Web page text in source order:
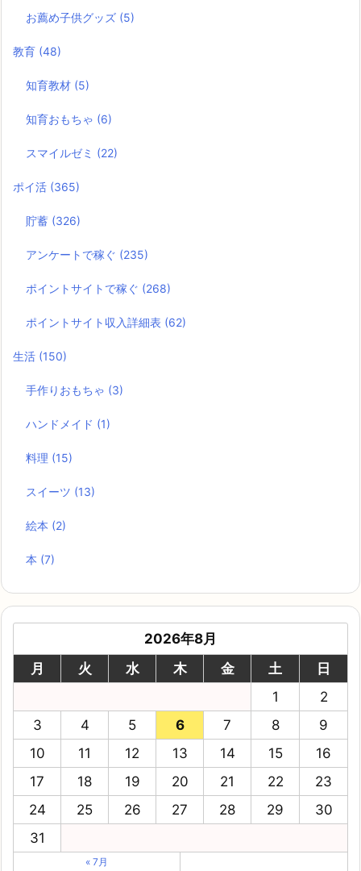
お薦め子供グッズ (5)
教育 (48)
知育教材 (5)
知育おもちゃ (6)
スマイルゼミ (22)
ポイ活 (365)
貯蓄 (326)
アンケートで稼ぐ (235)
ポイントサイトで稼ぐ (268)
ポイントサイト収入詳細表 (62)
生活 (150)
手作りおもちゃ (3)
ハンドメイド (1)
料理 (15)
スイーツ (13)
絵本 (2)
本 (7)
2026年8月
月
火 水 木 金 土
日
1
2
3
4 5 6 7 8
9
10
11 12 13 14 15
16
17
18 19 20 21 22
23
24
25 26 27 28 29
30
31
« 7月